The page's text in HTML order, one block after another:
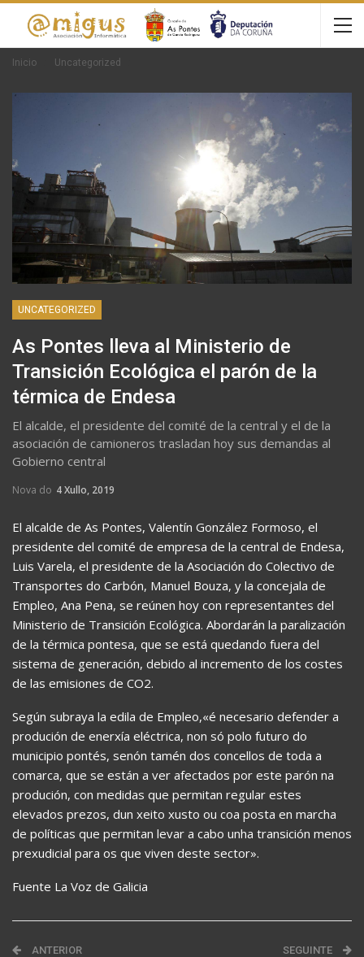
Inicio Uncategorized
UNCATEGORIZED
As Pontes lleva al Ministerio de
Transición Ecológica el parón de la
térmica de Endesa
El alcalde, el presidente del comité de la central y el de la
asociación de camioneros trasladan hoy sus demandas al
Gobierno central
Nova do 4 Xullo, 2019
El alcalde de As Pontes, Valentín González Formoso, el
presidente del comité de empresa de la central de Endesa,
Luis Varela, el presidente de la Asociación do Colectivo de
Transportes do Carbón, Manuel Bouza, y la concejala de
Empleo, Ana Pena, se reúnen hoy con representantes del
Ministerio de Transición Ecológica. Abordarán la paralización
de la térmica pontesa, que se está quedando fuera del
sistema de generación, debido al incremento de los costes
de las emisiones de CO2.
Según subraya la edila de Empleo,«é necesario defender a
produción de enerxía eléctrica, non só polo futuro do
municipio pontés, senón tamén dos concellos de toda a
comarca, que se están a ver afectados por este parón na
produción, con medidas que permitan regular estes
elevados prezos, dun xeito xusto ou coa posta en marcha
de políticas que permitan levar a cabo unha transición menos
prexudicial para os que viven deste sector».
Fuente La Voz de Galicia
ANTERIOR SEGUINTE